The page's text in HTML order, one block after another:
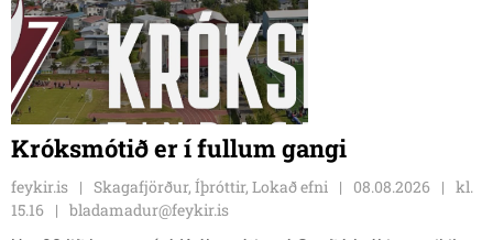
Króksmótið er í fullum gangi
feykir.is Skagafjörður, Íþróttir, Lokað efni 08.08.2026
kl.
15.16
bladamadur@feykir.is